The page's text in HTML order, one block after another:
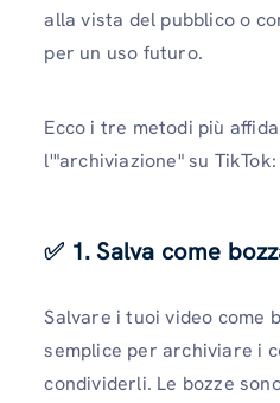
alla vista del pubblico o
per un uso futuro.
Ecco i tre metodi più
l'"archiviazione" su TikTok:
✅ 1. Salva come
Salvare i tuoi video come
semplice per archiviare i
condividerli. Le bozze